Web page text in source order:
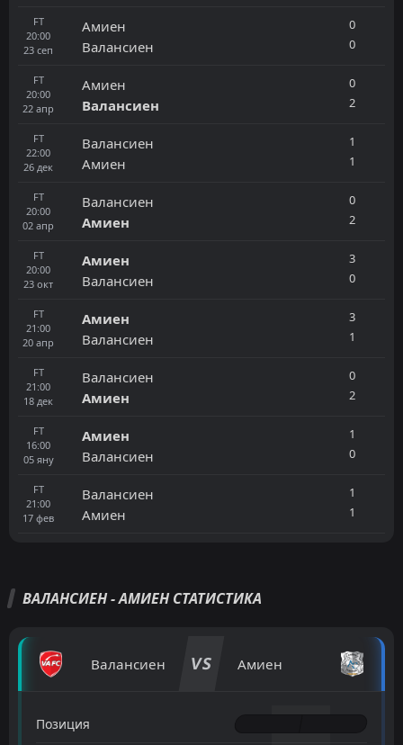
FT
20:00
23 сеп
Амиен
Валансиен
0
0
FT
20:00
22 апр
Амиен
Валансиен
0
2
FT
22:00
26 дек
Валансиен
Амиен
1
1
FT
20:00
02 апр
Валансиен
Амиен
0
2
FT
20:00
23 окт
Амиен
Валансиен
3
0
FT
21:00
20 апр
Амиен
Валансиен
3
1
FT
21:00
18 дек
Валансиен
Амиен
0
2
FT
16:00
05 яну
Амиен
Валансиен
1
0
FT
21:00
17 фев
Валансиен
Амиен
1
1
ВАЛАНСИЕН - АМИЕН СТАТИСТИКА
Валансиен VS Амиен
Позиция